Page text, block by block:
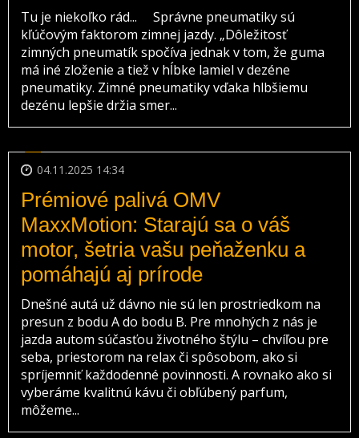
Tu je niekoľko rád... Správne pneumatiky sú
kľúčovým faktorom zimnej jazdy. „Dôležitosť
zimných pneumatík spočíva jednak v tom, že guma
má iné zloženie a tiež v hĺbke lamiel v dezéne
pneumatiky. Zimné pneumatiky vďaka hlbšiemu
dezénu lepšie držia smer...
04.11.2025 14:34
Prémiové palivá OMV
MaxxMotion: Starajú sa o váš
motor, šetria vašu peňaženku a
pomáhajú aj prírode
Dnešné autá už dávno nie sú len prostriedkom na
presun z bodu A do bodu B. Pre mnohých z nás je
jazda autom súčasťou životného štýlu – chvíľou pre
seba, priestorom na relax či spôsobom, ako si
spríjemniť každodenné povinnosti. A rovnako ako si
vyberáme kvalitnú kávu či obľúbený parfum,
môžeme...